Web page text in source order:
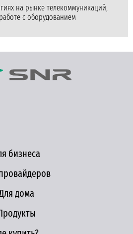
на рынке телекоммуникаций,
с оборудованием
бизнеса
дома